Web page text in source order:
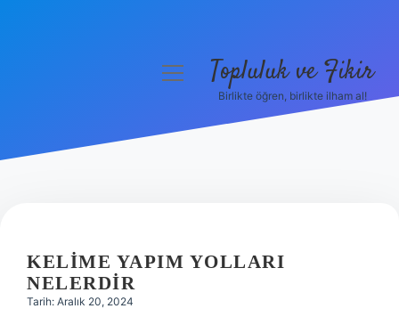
Hakkımızda
menüyüTopluluk ve Fikir
Birlikte öğren, birlikte ilham al!
KELIME YAPIM YOLLARI
NELERDIR
Tarih: Aralık 20, 2024